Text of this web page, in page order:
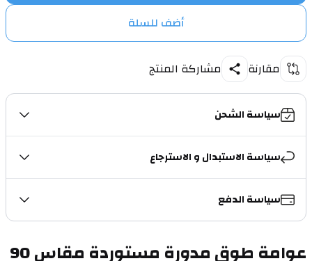
أضف للسلة
مقارنة مشاركة المنتج
سياسة الشحن
سياسة الاستبدال و الاسترجاع
سياسة الدفع